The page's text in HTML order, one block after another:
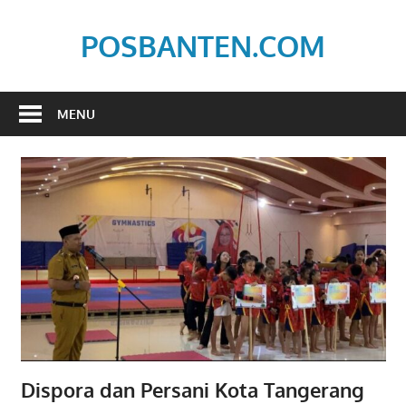
POSBANTEN.COM
Dan
Aspirasi
Rakyat
MENU
Dispora dan Persani Kota Tangerang